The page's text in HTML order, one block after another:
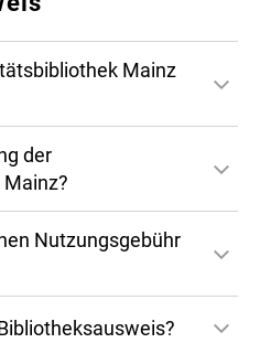
Mainz
der
Nutzungsgebühr